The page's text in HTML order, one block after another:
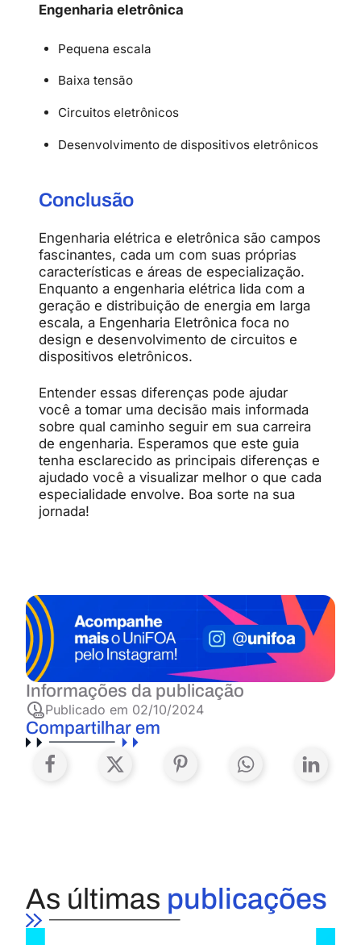
Engenharia eletrônica
Pequena escala
Baixa tensão
Circuitos eletrônicos
Desenvolvimento de dispositivos eletrônicos
Conclusão
Engenharia elétrica e eletrônica são campos
fascinantes, cada um com suas próprias
características e áreas de especialização.
Enquanto a engenharia elétrica lida com a
geração e distribuição de energia em larga
escala, a Engenharia Eletrônica foca no
design e desenvolvimento de circuitos e
dispositivos eletrônicos.
Entender essas diferenças pode ajudar
você a tomar uma decisão mais informada
sobre qual caminho seguir em sua carreira
de engenharia. Esperamos que este guia
tenha esclarecido as principais diferenças e
ajudado você a visualizar melhor o que cada
especialidade envolve. Boa sorte na sua
jornada!
Informações da publicação
Publicado em 02/10/2024
Compartilhar em
As últimas publicações